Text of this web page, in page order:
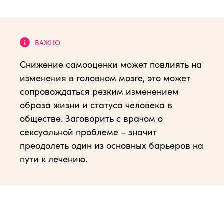
Снижение самооценки может повлиять на
изменения в головном мозге, это может
сопровождаться резким изменением
образа жизни и статуса человека в
обществе. Заговорить с врачом о
сексуальной проблеме – значит
преодолеть один из основных барьеров на
пути к лечению.